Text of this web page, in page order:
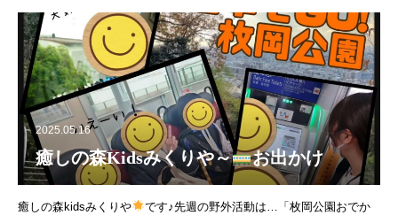
ま
2025.05.16
癒しの森Kidsみくりや～ お出かけ
癒しの森kidsみくりや
です♪先週の野外活動は…「枚岡公園おでか